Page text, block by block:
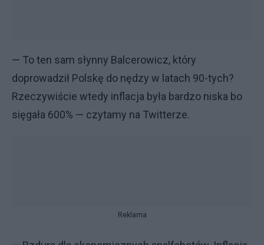
— To ten sam słynny Balcerowicz, który
doprowadził Polskę do nędzy w latach 90-tych?
Rzeczywiście wtedy inflacja była bardzo niska bo
sięgała 600% — czytamy na Twitterze.
Reklama